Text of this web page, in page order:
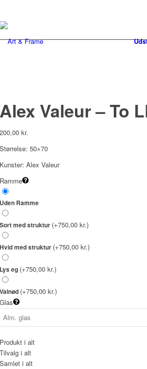
Alex Valeur – To
200,00 kr.
Størrelse: 50×70
Kunster: Alex Valeur
Ramme
Uden Ramme
Sort med struktur (+750,00 kr.)
Hvid med struktur (+750,00 kr.)
Lys eg (+750,00 kr.)
Valnød (+750,00 kr.)
Glas
Produkt i alt
Tilvalg i alt
Samlet i alt